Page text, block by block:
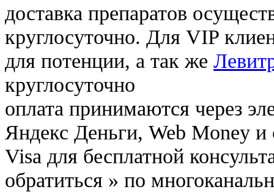
доставка препаратов
круглосуточно. Для VIP
для потенции, а так же
круглосуточно
оплата принимаются через
Яндекс Деньги, Web Money и
Visa для бесплатной
обратиться » по